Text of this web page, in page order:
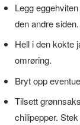
Legg
den andre
Hell i den kokte
omrøring.
Bryt opp
Tilsett
chilipepper.